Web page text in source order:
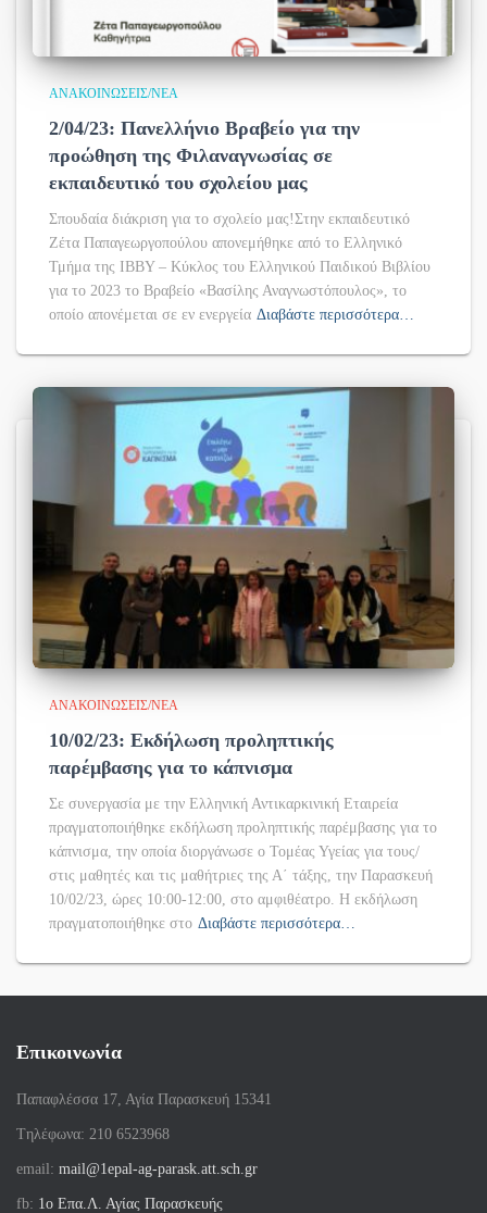
ΑΝΑΚΟΙΝΏΣΕΙΣ/ΝΈΑ
2/04/23: Πανελλήνιο Βραβείο για την
προώθηση της Φιλαναγνωσίας σε
εκπαιδευτικό του σχολείου μας
Σπουδαία διάκριση για το σχολείο μας!Στην εκπαιδευτικό
Ζέτα Παπαγεωργοπούλου απονεμήθηκε από το Ελληνικό
Τμήμα της ΙΒΒΥ – Κύκλος του Ελληνικού Παιδικού Βιβλίου
για το 2023 το Βραβείο «Βασίλης Αναγνωστόπουλος», το
οποίο απονέμεται σε εν ενεργεία Διαβάστε περισσότερα…
ΑΝΑΚΟΙΝΏΣΕΙΣ/ΝΈΑ
10/02/23: Εκδήλωση προληπτικής
παρέμβασης για το κάπνισμα
Σε συνεργασία με την Ελληνική Αντικαρκινική Εταιρεία
πραγματοποιήθηκε εκδήλωση προληπτικής παρέμβασης για το
κάπνισμα, την οποία διοργάνωσε ο Τομέας Υγείας για τους/
στις μαθητές και τις μαθήτριες της Α΄ τάξης, την Παρασκευή
10/02/23, ώρες 10:00-12:00, στο αμφιθέατρο. Η εκδήλωση
πραγματοποιήθηκε στο Διαβάστε περισσότερα…
Επικοινωνία
Παπαφλέσσα 17, Αγία Παρασκευή 15341
Tηλέφωνα: 210 6523968
email: mail@1epal-ag-parask.att.sch.gr
fb: 1ο Επα.Λ. Αγίας Παρασκευής